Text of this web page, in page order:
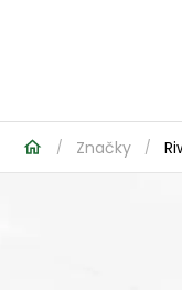
/ Značky /